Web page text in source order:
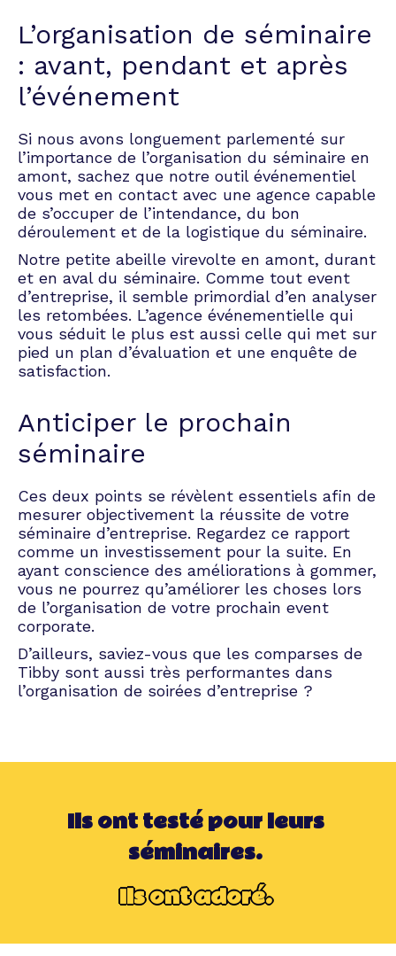
employés d’être performant chaque jour de
l’année. Face à cette baisse de productivité,
organiser un séminaire de motivation en
entreprise permet d’encourager les équipes,
de renforcer le travail collectif, tout en les
Séminaire de travail
Un projet délicat génère du stress, c’est une
évidence. La réussite réside souvent dans une
organisation et une planification optimales. Le
séminaire de travail permet d’entamer
l’aventure en fomentant un esprit d’équipe
nécessaire, tout en laissant aux personnes
impliquées la possibilité de s’exprimer
librement sur les tenants et aboutissants du
projet.
En partageant l’expertise et la connaissance
planning et des techniques d’approche
prennent forme.
Le séminaire de direction est dédié aux
dirigeants de l’entreprise. Dans un cadre plus
intime, les responsables se réunissent afin
d’évoquer le bilan de l’année écoulée et de
définir, par exemple, les objectifs du trimestre
à venir.
Séminaire de management
Comme dans le cadre du séminaire de
perfectionner les leaders d’équipes à de
nouvelles techniques managériales.
L’organisation de séminaire
: avant, pendant et après
l’événement
Si nous avons longuement parlementé sur
l’importance de l’organisation du séminaire en
amont, sachez que notre outil événementiel
vous met en contact avec une agence capable
de s’occuper de l’intendance, du bon
déroulement et de la logistique du séminaire.
Notre petite abeille virevolte en amont, durant
et en aval du séminaire. Comme tout event
d’entreprise, il semble primordial d’en analyser
les retombées. L’agence événementielle qui
vous séduit le plus est aussi celle qui met sur
pied un plan d’évaluation et une enquête de
satisfaction.
Anticiper le prochain
séminaire
Ces deux points se révèlent essentiels afin de
mesurer objectivement la réussite de votre
séminaire d’entreprise. Regardez ce rapport
comme un investissement pour la suite. En
ayant conscience des améliorations à gommer,
vous ne pourrez qu’améliorer les choses lors
de l’organisation de votre prochain event
corporate.
D’ailleurs, saviez-vous que les comparses de
Tibby sont aussi très performantes dans
l’organisation de soirées d’entreprise ?
Ils ont testé pour leurs
séminaires.
Ils ont adoré.